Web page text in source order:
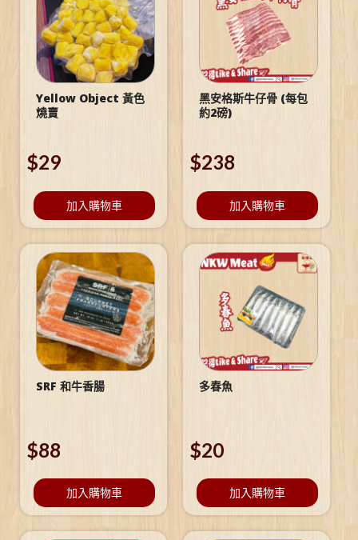
Yellow Object 黃色
燒賣
$29
加入購物車
黑安格斯牛仔骨 (每包
約2磅)
$238
加入購物車
SRF 和牛香腸
$88
加入購物車
多春魚
$20
加入購物車